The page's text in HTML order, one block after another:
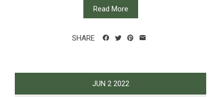
Read More
SHARE
JUN 2 2022